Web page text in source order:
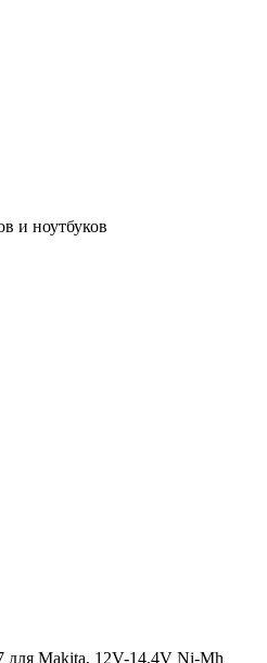
и ноутбуков
для Makita, 12V-14.4V Ni-Mh